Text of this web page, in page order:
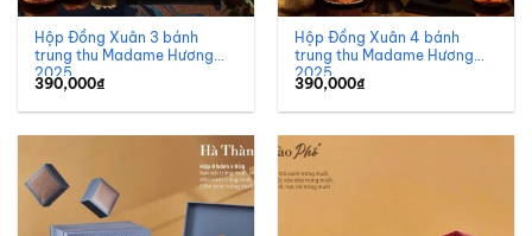
Hộp Đồng Xuân 3 bánh
trung thu Madame Hương
2025
390,000₫
Hộp Đồng Xuân 4 bánh
trung thu Madame Hương
2025
390,000₫